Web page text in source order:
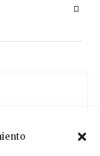
amplia gama de
y gustos de